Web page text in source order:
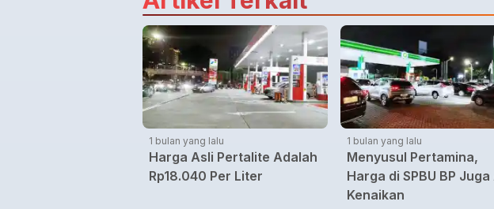
1 bulan yang lalu
Harga Asli Pertalite Adalah
Rp18.040 Per Liter
1 bulan yang lalu
Menyusul Pertamina,
Harga di SPBU BP Juga
Kenaikan